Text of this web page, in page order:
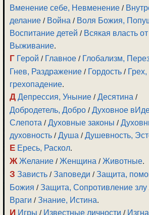
Вменение себе, Невменение /
делание / Война / Воля Божия,
Воспитание детей / Всякая власть
Выживание.
Г Герой / Главное / Глобализм,
Гнев, Раздражение / Гордость / Грех,
грехопадение.
Д Депрессия, Уныние /Десятина /
Добродетель, Добро /Духовное
Слепота /Духовные законы /
духовность /Душа /Душевность,
Е Ересь, Раскол.
Ж Желание /Женщина /Животные.
З Зависть /Заповеди /Защита,
Божия /Защита, Сопротивление злу
Враги /Знание, Истина.
И Игры / Известные личности /